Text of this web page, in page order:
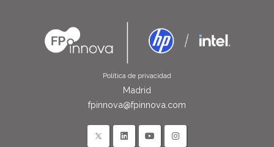
Política de privacidad
Madrid
fpinnova@fpinnova.com